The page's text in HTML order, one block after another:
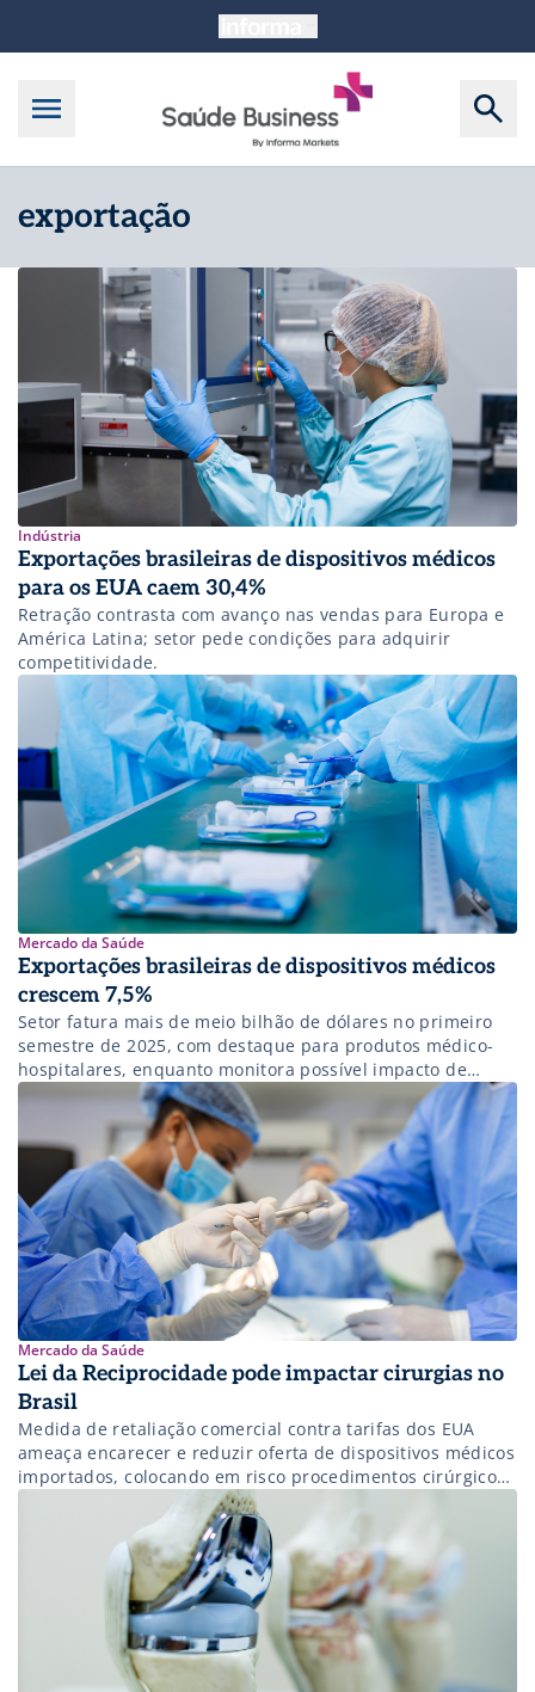
exportação
Indústria
Exportações brasileiras de dispositivos médicos
para os EUA caem 30,4%
Retração contrasta com avanço nas vendas para Europa e
América Latina; setor pede condições para adquirir
competitividade.
Mercado da Saúde
Exportações brasileiras de dispositivos médicos
crescem 7,5%
Setor fatura mais de meio bilhão de dólares no primeiro
semestre de 2025, com destaque para produtos médico-
hospitalares, enquanto monitora possível impacto de
novas tarifas nos EUA.
Mercado da Saúde
Lei da Reciprocidade pode impactar cirurgias no
Brasil
Medida de retaliação comercial contra tarifas dos EUA
ameaça encarecer e reduzir oferta de dispositivos médicos
importados, colocando em risco procedimentos cirúrgicos